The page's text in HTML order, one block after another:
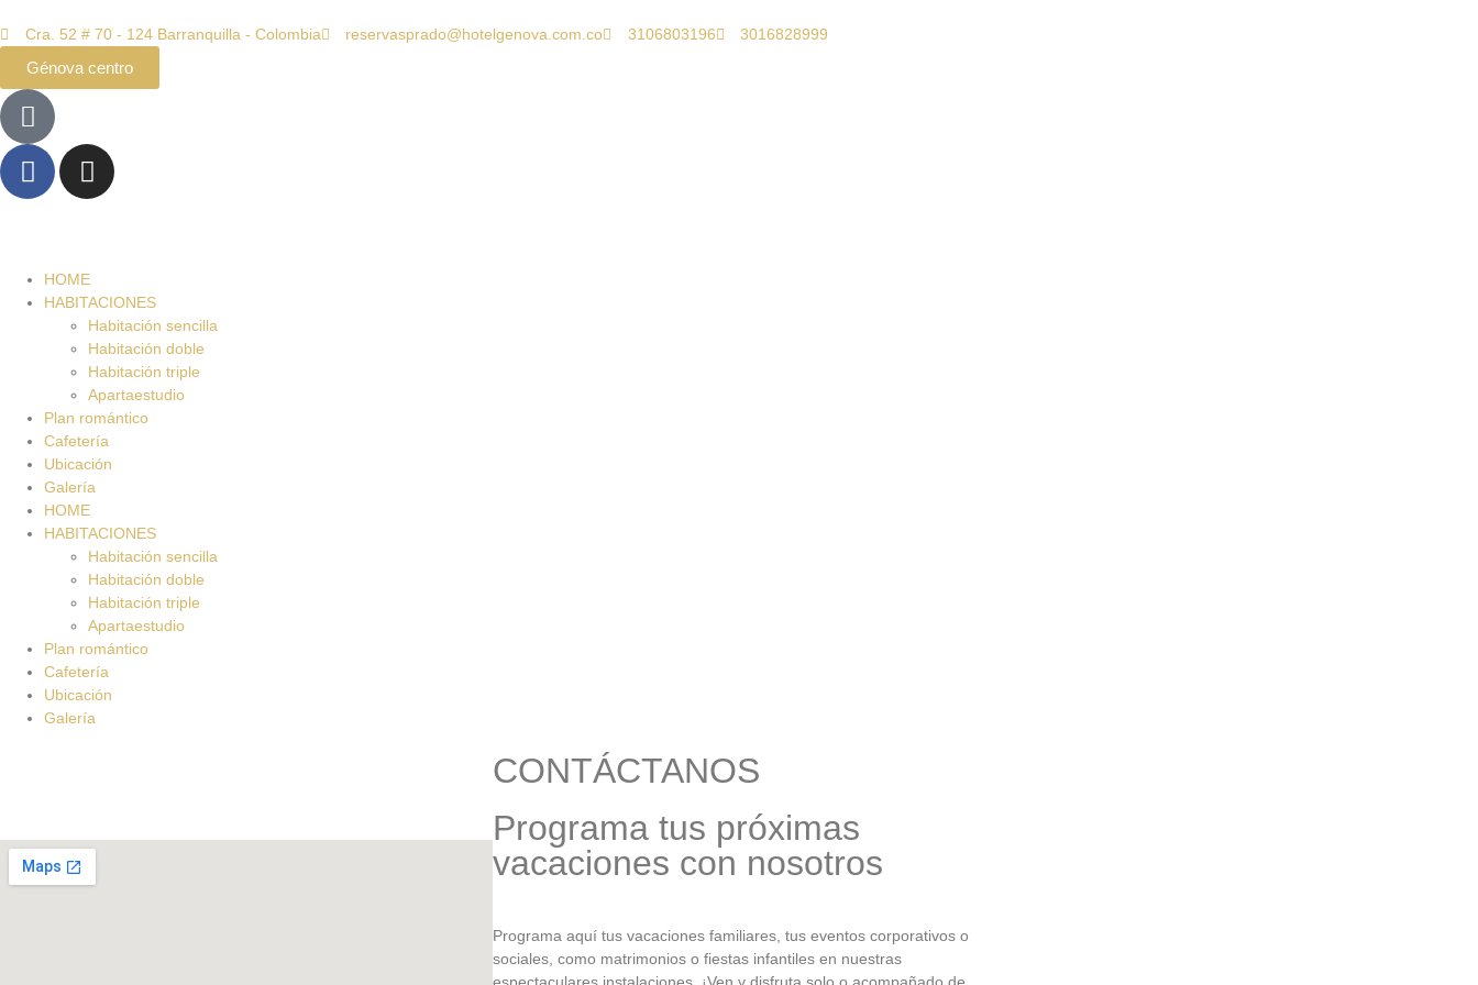
Cra. 52 # 70 - 124 Barranquilla - Colombia reservasprado@hotelgenova.com.co 3106803196 3016828999
Génova centro
HOME
HABITACIONES
Habitación sencilla
Habitación doble
Habitación triple
Apartaestudio
Plan romántico
Cafetería
Ubicación
Galería
HOME
HABITACIONES
Habitación sencilla
Habitación doble
Habitación triple
Apartaestudio
Plan romántico
Cafetería
Ubicación
Galería
CONTÁCTANOS
Programa tus próximas
vacaciones con nosotros
Programa aquí tus vacaciones familiares, tus eventos corporativos o
sociales, como matrimonios o fiestas infantiles en nuestras